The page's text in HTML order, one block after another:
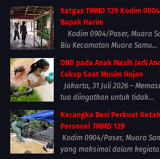
Satgas TMMD 129 Kodim
Bapak Harim
Kodim 0904/Paser, Muara
Biu Kecamatan Muara Samu...
DBD pada Anak Masih Jadi
Cukup Saat Musim Hujan
Jakarta, 31 Juli 2026 –
tua diingatkan untuk tidak...
Kerangka Besi Perkuat
Personel TMMD 129
Kodim 0904/Paser, Muara
yang maksimal dalam